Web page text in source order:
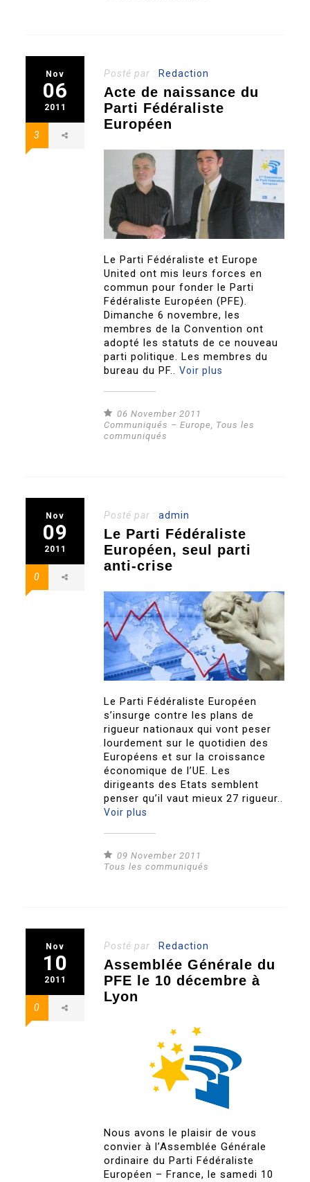
Nov
06
2011
3
Posté par : Redaction
Acte de naissance du
Parti Fédéraliste
Européen
Le Parti Fédéraliste et Europe
United ont mis leurs forces en
commun pour fonder le Parti
Fédéraliste Européen (PFE).
Dimanche 6 novembre, les
membres de la Convention ont
adopté les statuts de ce nouveau
parti politique. Les membres du
bureau du PF..Voir plus
06 November 2011
Communiqués – Europe
Tous les
communiqués
Nov
09
2011
0
Posté par :admin
Le Parti Fédéraliste
Européen, seul parti
anti-crise
Le Parti Fédéraliste Européen
s’insurge contre les plans de
rigueur nationaux qui vont peser
lourdement sur le quotidien des
Européens et sur la croissance
économique de l’UE. Les
dirigeants des Etats semblent
penser qu’il vaut mieux 27 rigueur..
Voir plus
09 November 2011
Tous les communiqués
Nov
10
2011
0
Posté par : Redaction
Assemblée Générale du
PFE le 10 décembre à
Lyon
Nous avons le plaisir de vous
convier à l’Assemblée Générale
ordinaire du Parti Fédéraliste
Européen – France, le samedi 10